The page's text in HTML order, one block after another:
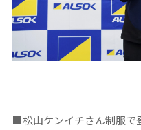
■松山ケンイチさん制服で